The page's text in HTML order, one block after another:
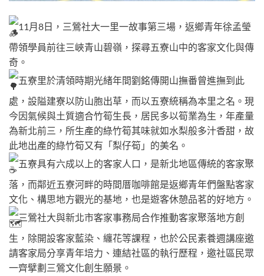
11月8日，三鶯社大一里一故事第三場，返鄉青年徐孟瑩
帶領學員前往三峽青山碧嶺，探尋五寮山中的客家文化與傳
奇。
五寮里於清領時期光緒年間劉銘傳開山撫番曾進撫到此
處，設隘建寮以防山胞出草，而以五寮統稱為本里之名。現
今因氣候與土質適合竹筍生長，居民多以筍業為生，年產量
為新北前三，所生產的綠竹筍其味就如水梨般多汁香甜，故
此地出產的綠竹筍又有「梨仔筍」的美名。
五寮具有六成以上的客家人口，是新北地區傳統的客家聚
落，而鄰近五寮河畔的時間厝咖啡館是返鄉青年們盤點客家
文化、構思地方觀光的基地，也是遊客休憩品茗的好地方。
三鶯社大與新北市客家事務局合作推動客家聚落地方創
生，除開設客家藍染、纏花等課程，也於公民素養週講座邀
請客家局分享青年培力、連結社區的執行歷程，邀社區民眾
一齊擘劃三鶯文化創生願景。